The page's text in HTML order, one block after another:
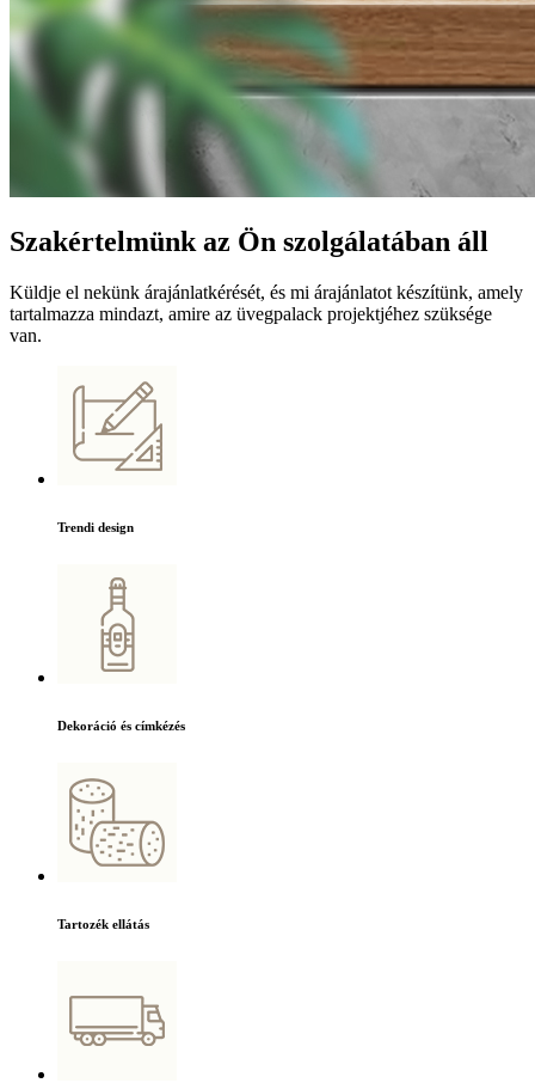
Szakértelmünk az Ön szolgálatában áll
Küldje el nekünk árajánlatkérését, és mi árajánlatot készítünk, amely
tartalmazza mindazt, amire az üvegpalack projektjéhez szüksége
van.
Trendi design
Dekoráció és címkézés
Tartozék ellátás